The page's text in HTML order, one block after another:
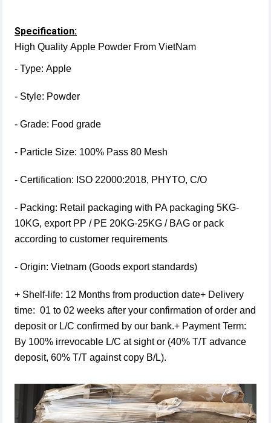
Specification:
High Quality Apple Powder From VietNam
- Type: Apple
- Style: Powder
- Grade: Food grade
- Particle Size: 100% Pass 80 Mesh
- Certification: ISO 22000:2018, PHYTO, C/O
- Packing: Retail packaging with PA packaging 5KG-
10KG, export PP / PE 20KG-25KG / BAG or pack
according to customer requirements
- Origin: Vietnam (Goods export standards)
+ Shelf-life: 12 Months from production date+ Delivery
time: 01 to 02 weeks after your confirmation of order and
deposit or L/C confirmed by our bank.+ Payment Term:
By 100% irrevocable L/C at sight or (40% T/T advance
deposit, 60% T/T against copy B/L).